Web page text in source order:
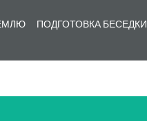
ПОДГОТОВКА БЕСЕДКИ